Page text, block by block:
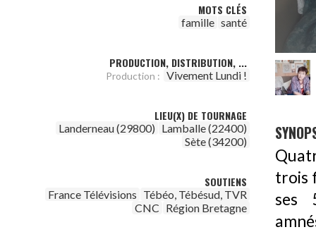
MOTS CLÉS
famille santé
PRODUCTION, DISTRIBUTION, ...
Production : Vivement Lundi !
LIEU(X) DE TOURNAGE
Landerneau (29800) Lamballe (22400)
Sète (34200)
SOUTIENS
France Télévisions Tébéo, Tébésud, TVR
CNC Région Bretagne
trois
ses